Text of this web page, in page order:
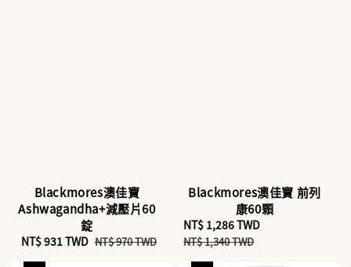
Blackmores澳佳寶
Ashwagandha+減壓片60
錠
Sale
price
NT$ 931 TWD Regular
NT$ 970 TWD
Blackmores澳佳寶 前列
康60顆
Sale
price
NT$ 1,286 TWD
NT$ 1,340 TWD